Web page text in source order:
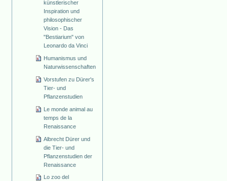
künstlerischer
Inspiration und
philosophischer
Vision - Das
"Bestiarium" von
Leonardo da Vinci
Humanismus und
Naturwissenschaften
Vorstufen zu Dürer's
Tier- und
Pflanzenstudien
Le monde animal au
temps de la
Renaissance
Albrecht Dürer und
die Tier- und
Pflanzenstudien der
Renaissance
Lo zoo del